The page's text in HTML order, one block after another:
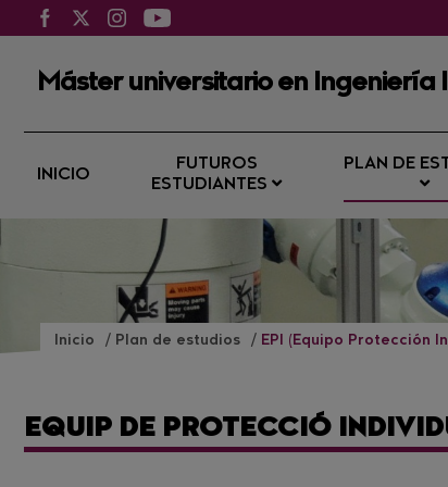
Máster universitario en Ingeniería
INICIO
FUTUROS
ESTUDIANTES
PLAN DE
Inicio Plan de estudios EPI (Equipo Protección
EQUIP DE PROTECCIÓ